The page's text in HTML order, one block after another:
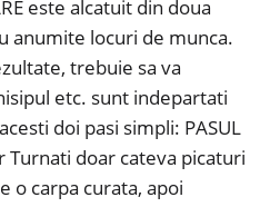
este alcatuit din doua
anumite locuri de munca.
trebuie sa va
etc. sunt indepartati
doi pasi simpli: PASUL
Turnati doar cateva picaturi
o carpa curata, apoi